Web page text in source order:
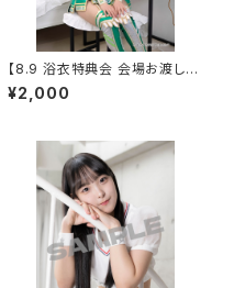
【8.9 浴衣特典会 会場お渡し限
定】鈴木志乃 コスチューム①ポ
ートレート ※発送はいたしませ
¥2,000